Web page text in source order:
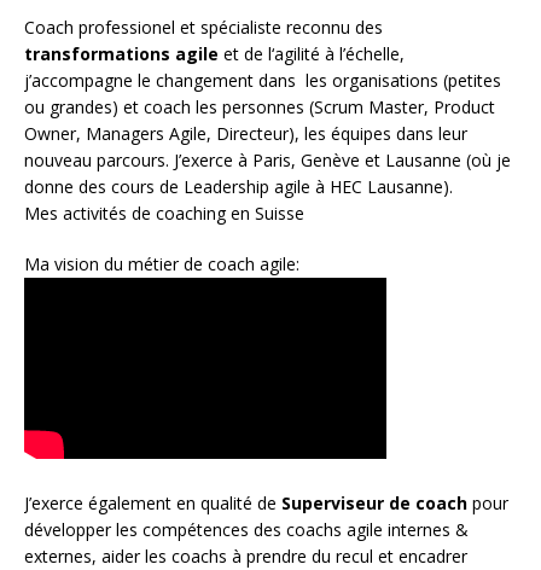
Coach professionel et spécialiste reconnu des
transformations agile et de l‘agilité à l’échelle,
j’accompagne le changement dans les organisations (petites
ou grandes) et coach les personnes (Scrum Master, Product
Owner, Managers Agile, Directeur), les équipes dans leur
nouveau parcours. J’exerce à Paris, Genève et Lausanne (où je
donne des cours de Leadership agile à HEC Lausanne).
Mes activités de coaching en Suisse
Ma vision du métier de coach agile:
J’exerce également en qualité de Superviseur de coach pour
développer les compétences des coachs agile internes &
externes, aider les coachs à prendre du recul et encadrer